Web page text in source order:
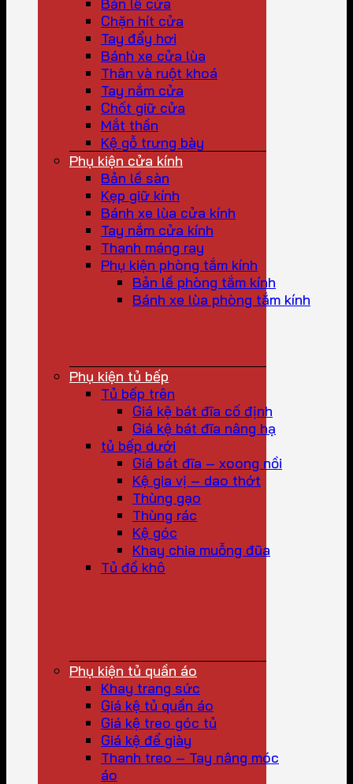
Chặn hít cửa
Tay đẩy hơi
Bánh xe cửa lùa
Thân và ruột khoá
Tay nắm cửa
Chốt giữ cửa
Mắt thần
Kệ gỗ trưng bày
Phụ kiện cửa kính
Bản lề sàn
Kẹp giữ kính
Bánh xe lùa cửa kính
Tay nắm cửa kính
Thanh máng ray
Phụ kiện phòng tắm kính
Bản lề phòng tắm kính
Bánh xe lùa phòng tắm kính
Phụ kiện tủ bếp
Tủ bếp trên
Giá kệ bát đĩa cố định
Giá kệ bát đĩa nâng hạ
tủ bếp dưới
Giá bát đĩa – xoong nồi
Kệ gia vị – dao thớt
Thùng gạo
Thùng rác
Kệ góc
Khay chia muỗng đũa
Tủ đồ khô
Phụ kiện tủ quần áo
Khay trang sức
Giá kệ tủ quần áo
Giá kệ treo góc tủ
Giá kệ để giày
Thanh treo – Tay nâng móc
áo